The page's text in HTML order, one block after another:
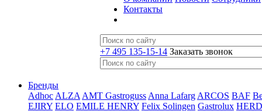
Контакты
+7 495 135-15-14 Заказать звонок
Бренды
Adhoc ALZA AMT Gastroguss Anna Lafarg ARCOS BAF
EJIRY ELO EMILE HENRY Felix Solingen Gastrolux